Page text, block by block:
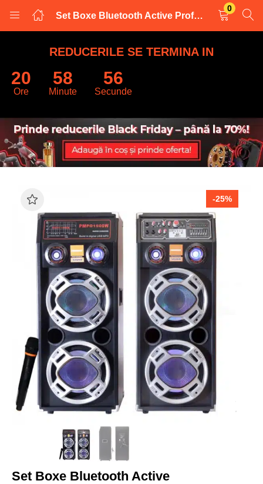
Set Boxe Bluetooth Active Professioale, 800W, Microfon Egalizator 5 benzi
0
LOGARE
INREGISTRARE
Introduceti numele de utilizator și parola pentru a va autentifica.
Parola uitata?
REDUCERILE SE TERMINA IN
20
Ore
58
Minute
55
Secunde
-25%
Set Boxe Bluetooth Active